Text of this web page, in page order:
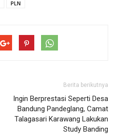
PLN
Berita berikutnya
Ingin Berprestasi Seperti Desa
Bandung Pandeglang, Camat
Talagasari Karawang Lakukan
Study Banding